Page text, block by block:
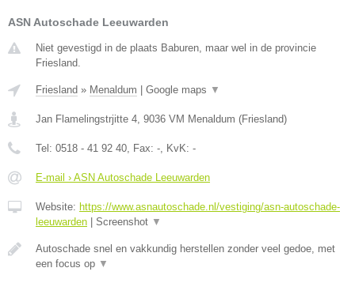
ASN Autoschade Leeuwarden
Niet gevestigd in de plaats Baburen, maar wel in de provincie
Friesland.
Friesland » Menaldum Google maps ▼
Jan Flamelingstrjitte 4 9036 VM Menaldum (Friesland)
Tel: 0518 - 41 92 40 , Fax: - , KvK: -
E-mail › ASN Autoschade Leeuwarden
Website: https://www.asnautoschade.nl/vestiging/asn-autoschade-
leeuwarden
Screenshot ▼
Autoschade snel en vakkundig herstellen zonder veel gedoe, met
een focus op ▼